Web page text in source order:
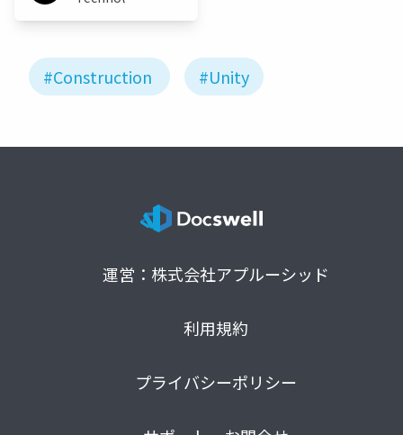
#Construction #Unity
運営：株式会社アプルーシッド
利用規約
プライバシーポリシー